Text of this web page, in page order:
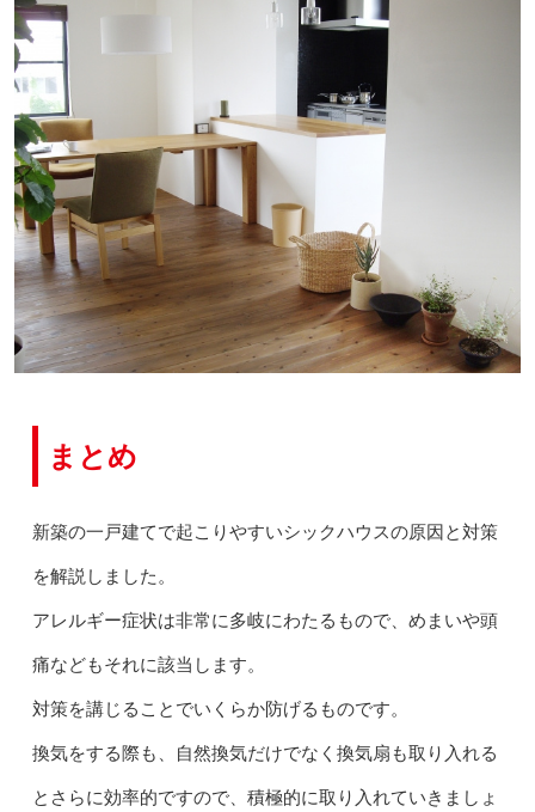
まとめ
新築の一戸建てで起こりやすいシックハウスの原因と対策
を解説しました。
アレルギー症状は非常に多岐にわたるもので、めまいや頭
痛などもそれに該当します。
対策を講じることでいくらか防げるものです。
換気をする際も、自然換気だけでなく換気扇も取り入れる
とさらに効率的ですので、積極的に取り入れていきましょ